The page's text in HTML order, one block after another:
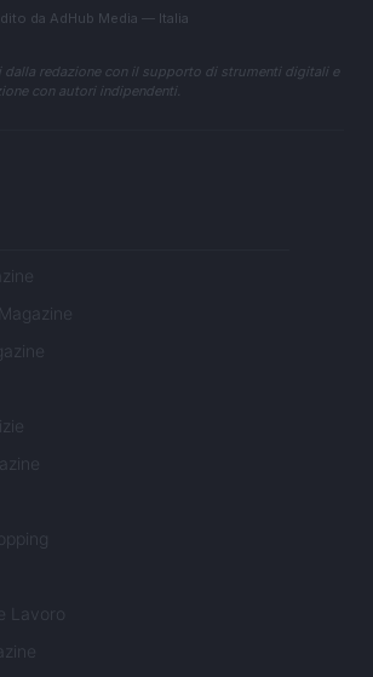
da AdHub Media — Italia
dalla redazione con il supporto di strumenti digitali e
con autori indipendenti.
Lavoro